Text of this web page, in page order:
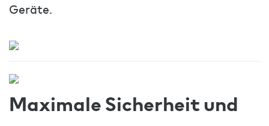
Geräte.
Maximale Sicherheit und